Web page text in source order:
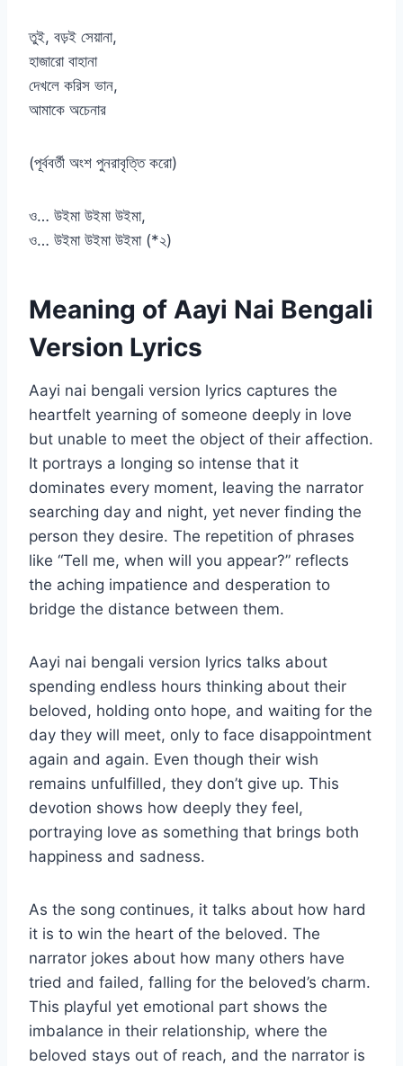
তুই, বড়ই সেয়ানা,
হাজারো বাহানা
দেখলে করিস ভান,
আমাকে অচেনার
(পূর্ববর্তী অংশ পুনরাবৃত্তি করো)
ও… উইমা উইমা উইমা,
ও… উইমা উইমা উইমা (*২)
Meaning of Aayi Nai Bengali
Version Lyrics
Aayi nai bengali version lyrics captures the
heartfelt yearning of someone deeply in love
but unable to meet the object of their affection.
It portrays a longing so intense that it
dominates every moment, leaving the narrator
searching day and night, yet never finding the
person they desire. The repetition of phrases
like “Tell me, when will you appear?” reflects
the aching impatience and desperation to
bridge the distance between them.
Aayi nai bengali version lyrics talks about
spending endless hours thinking about their
beloved, holding onto hope, and waiting for the
day they will meet, only to face disappointment
again and again. Even though their wish
remains unfulfilled, they don’t give up. This
devotion shows how deeply they feel,
portraying love as something that brings both
happiness and sadness.
As the song continues, it talks about how hard
it is to win the heart of the beloved. The
narrator jokes about how many others have
tried and failed, falling for the beloved’s charm.
This playful yet emotional part shows the
imbalance in their relationship, where the
beloved stays out of reach, and the narrator is